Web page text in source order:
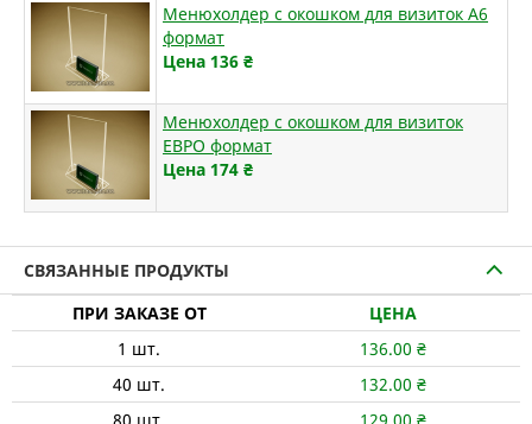
Менюхолдер с окошком для визиток А6
формат
Цена 136 ₴
Менюхолдер с окошком для визиток
ЕВРО формат
Цена 174 ₴
СВЯЗАННЫЕ ПРОДУКТЫ
ПРИ ЗАКАЗЕ ОТ
ЦЕНА
1 шт. 136.00 ₴
40 шт. 132.00 ₴
80 шт. 129.00 ₴